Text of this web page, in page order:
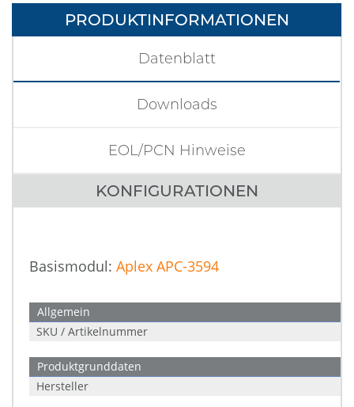
PRODUKTINFORMATIONEN
KONFIGURATIONEN
Datenblatt
Downloads
EOL/PCN Hinweise
Basismodul: Aplex APC-3594
Allgemein
SKU / Artikelnummer
Produktgrunddaten
Hersteller